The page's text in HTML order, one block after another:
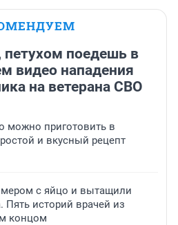
петухом поедешь в
видео нападения
на ветерана СВО
можно приготовить в
и вкусный рецепт
с яйцо и вытащили
Пять историй врачей из
концом